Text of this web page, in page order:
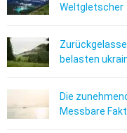
Weltgletscher
belasten
Die
Messbare